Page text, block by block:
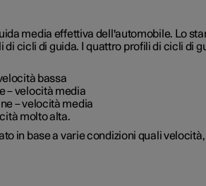
media effettiva dell'automobile. Lo
di cicli di guida. I quattro profili di cicli di
bassa
– velocità media
– velocità media
molto alta.
in base a varie condizioni quali